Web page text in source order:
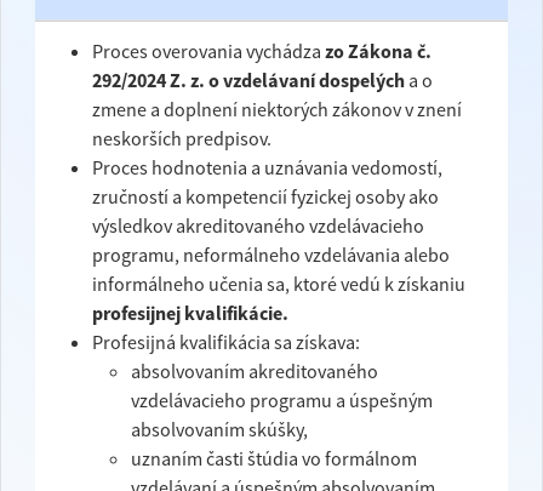
Proces overovania vychádza zo Zákona č.
292/2024 Z. z. o vzdelávaní dospelých a o
zmene a doplnení niektorých zákonov v znení
neskorších predpisov.
Proces hodnotenia a uznávania vedomostí,
zručností a kompetencií fyzickej osoby ako
výsledkov akreditovaného vzdelávacieho
programu, neformálneho vzdelávania alebo
informálneho učenia sa, ktoré vedú k získaniu
profesijnej kvalifikácie.
Profesijná kvalifikácia sa získava:
absolvovaním akreditovaného
vzdelávacieho programu a úspešným
absolvovaním skúšky,
uznaním časti štúdia vo formálnom